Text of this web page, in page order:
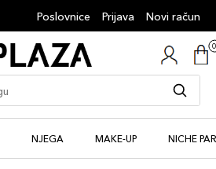
Poslovnice Prijava Novi račun
NJEGA MAKE-UP NICHE